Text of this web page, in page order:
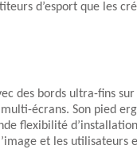
d’esport que les
des bords ultra-fins
écrans. Son pied
flexibilité
et les